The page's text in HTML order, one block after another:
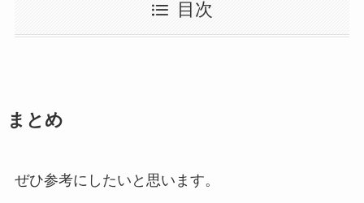
目次
まとめ
ぜひ参考にしたいと思います。